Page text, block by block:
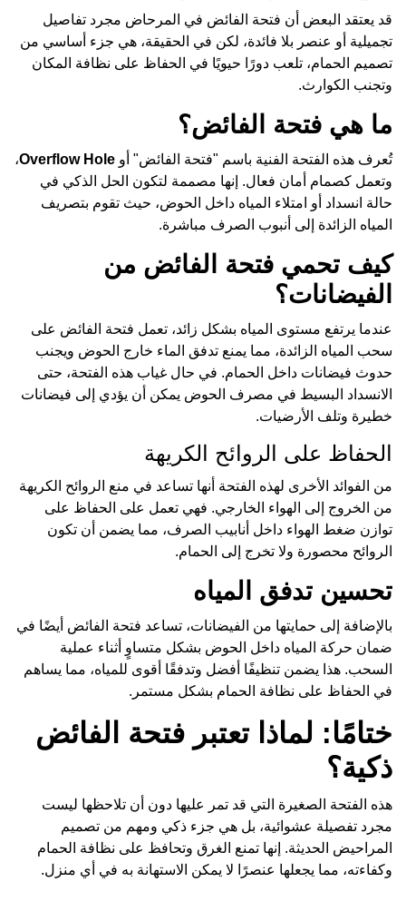
قد يعتقد البعض أن فتحة الفائض في المرحاض مجرد تفاصيل
تجميلية أو عنصر بلا فائدة، لكن في الحقيقة، هي جزء أساسي من
تصميم الحمام، تلعب دورًا حيويًا في الحفاظ على نظافة المكان
وتجنب الكوارث.
ما هي فتحة الفائض؟
تُعرف هذه الفتحة الفنية باسم "فتحة الفائض" أو Overflow Hole،
وتعمل كصمام أمان فعال. إنها مصممة لتكون الحل الذكي في
حالة انسداد أو امتلاء المياه داخل الحوض، حيث تقوم بتصريف
المياه الزائدة إلى أنبوب الصرف مباشرة.
كيف تحمي فتحة الفائض من
الفيضانات؟
عندما يرتفع مستوى المياه بشكل زائد، تعمل فتحة الفائض على
سحب المياه الزائدة، مما يمنع تدفق الماء خارج الحوض ويجنب
حدوث فيضانات داخل الحمام. في حال غياب هذه الفتحة، حتى
الانسداد البسيط في مصرف الحوض يمكن أن يؤدي إلى فيضانات
خطيرة وتلف الأرضيات.
الحفاظ على الروائح الكريهة
من الفوائد الأخرى لهذه الفتحة أنها تساعد في منع الروائح الكريهة
من الخروج إلى الهواء الخارجي. فهي تعمل على الحفاظ على
توازن ضغط الهواء داخل أنابيب الصرف، مما يضمن أن تكون
الروائح محصورة ولا تخرج إلى الحمام.
تحسين تدفق المياه
بالإضافة إلى حمايتها من الفيضانات، تساعد فتحة الفائض أيضًا في
ضمان حركة المياه داخل الحوض بشكل متساوٍ أثناء عملية
السحب. هذا يضمن تنظيفًا أفضل وتدفقًا أقوى للمياه، مما يساهم
في الحفاظ على نظافة الحمام بشكل مستمر.
ختامًا: لماذا تعتبر فتحة الفائض
ذكية؟
هذه الفتحة الصغيرة التي قد تمر عليها دون أن تلاحظها ليست
مجرد تفصيلة عشوائية، بل هي جزء ذكي ومهم من تصميم
المراحيض الحديثة. إنها تمنع الغرق وتحافظ على نظافة الحمام
وكفاءته، مما يجعلها عنصرًا لا يمكن الاستهانة به في أي منزل.